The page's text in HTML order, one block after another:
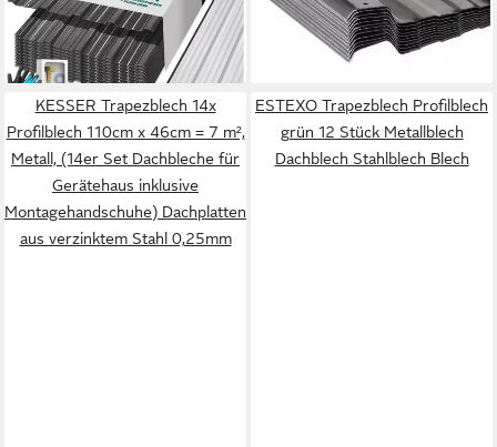
lieferbar - in 3-4 Werktagen bei dir
Wandblech 108x47x0,25
139,00 €
lieferbar - in 4-5 Werktagen bei dir
KESSER Trapezblech 14x
Profilblech 110cm x 46cm = 7 m²,
Metall, (14er Set Dachbleche für
Gerätehaus inklusive
Montagehandschuhe) Dachplatten
aus verzinktem Stahl 0,25mm
ESTEXO Trapezblech Profilblech
grün 12 Stück Metallblech
Dachblech Stahlblech Blech